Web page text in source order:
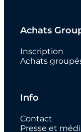
Achats
Inscription
Achats
Info
Contact
Presse et